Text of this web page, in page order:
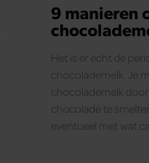
9 manieren
Het is er echt de
chocolademelk. Je
chocolademelk
chocolade te
eventueel met wat